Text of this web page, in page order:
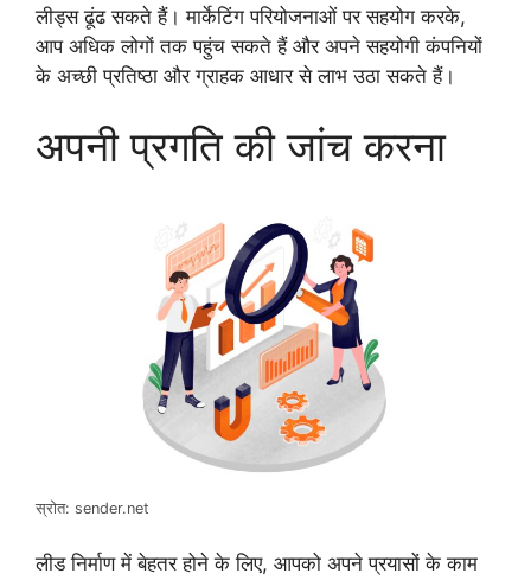
लीड्स ढूंढ सकते हैं। मार्केटिंग परियोजनाओं पर सहयोग करके,
आप अधिक लोगों तक पहुंच सकते हैं और अपने सहयोगी कंपनियों
के अच्छी प्रतिष्ठा और ग्राहक आधार से लाभ उठा सकते हैं।
अपनी प्रगति की जांच करना
स्रोत: sender.net
लीड निर्माण में बेहतर होने के लिए, आपको अपने प्रयासों के काम